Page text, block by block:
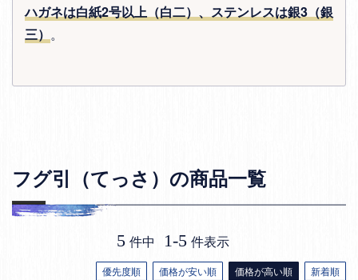
ハガネは白紙2号以上（白二）、ステンレスは銀3（銀
三） 。
フグ引（てっさ）の商品一覧
優先度順 価格が安い順 価格が高い順 新着順
5 件中 1-5 件表示